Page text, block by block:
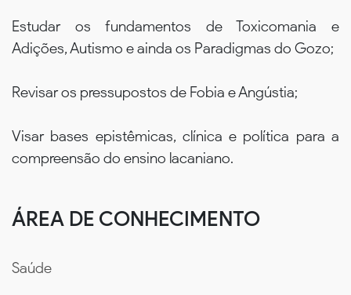
Estudar os fundamentos de Toxicomania e
Adições, Autismo e ainda os Paradigmas do Gozo;
Revisar os pressupostos de Fobia e Angústia;
Visar bases epistêmicas, clínica e política para a
compreensão do ensino lacaniano.
ÁREA DE CONHECIMENTO
Saúde